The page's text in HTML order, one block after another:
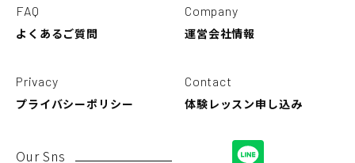
Our Sns
FAQ
よくあるご質問
Contact
体験レッスン申し込み
Company
運営会社情報
Privacy
プライバシーポリシー